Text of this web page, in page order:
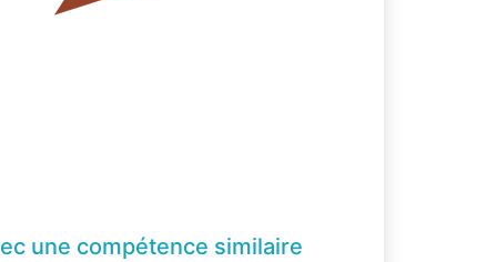
une compétence similaire